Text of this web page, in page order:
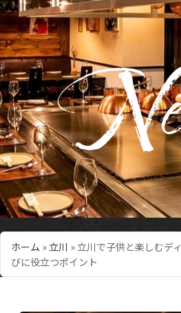
ホーム » 立川 » 立川で子供と楽しむデ
びに役立つポイント